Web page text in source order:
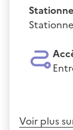
Voir plus